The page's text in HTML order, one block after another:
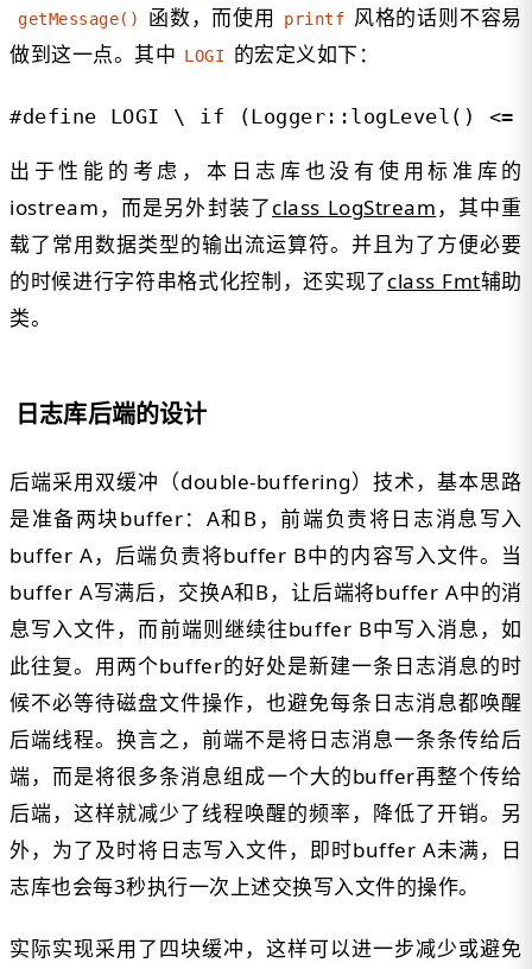
getMessage() 函数，而使用 printf 风格的话则不容易
做到这一点。其中 LOGI 的宏定义如下：
#define LOGI \ if (Logger::logLevel() <=
出于性能的考虑，本日志库也没有使用标准库的
iostream，而是另外封装了class LogStream ，其中重
载了常用数据类型的输出流运算符。并且为了方便必要
的时候进行字符串格式化控制，还实现了class Fmt辅助
类。
日志库后端的设计
后端采用双缓冲（double-buffering）技术，基本思路
是准备两块buffer：A和B，前端负责将日志消息写入
buffer A，后端负责将buffer B中的内容写入文件。当
buffer A写满后，交换A和B，让后端将buffer A中的消
息写入文件，而前端则继续往buffer B中写入消息，如
此往复。用两个buffer的好处是新建一条日志消息的时
候不必等待磁盘文件操作，也避免每条日志消息都唤醒
后端线程。换言之，前端不是将日志消息一条条传给后
端，而是将很多条消息组成一个大的buffer再整个传给
后端，这样就减少了线程唤醒的频率，降低了开销。另
外，为了及时将日志写入文件，即时buffer A未满，日
志库也会每3秒执行一次上述交换写入文件的操作。
实际实现采用了四块缓冲，这样可以进一步减少或避免